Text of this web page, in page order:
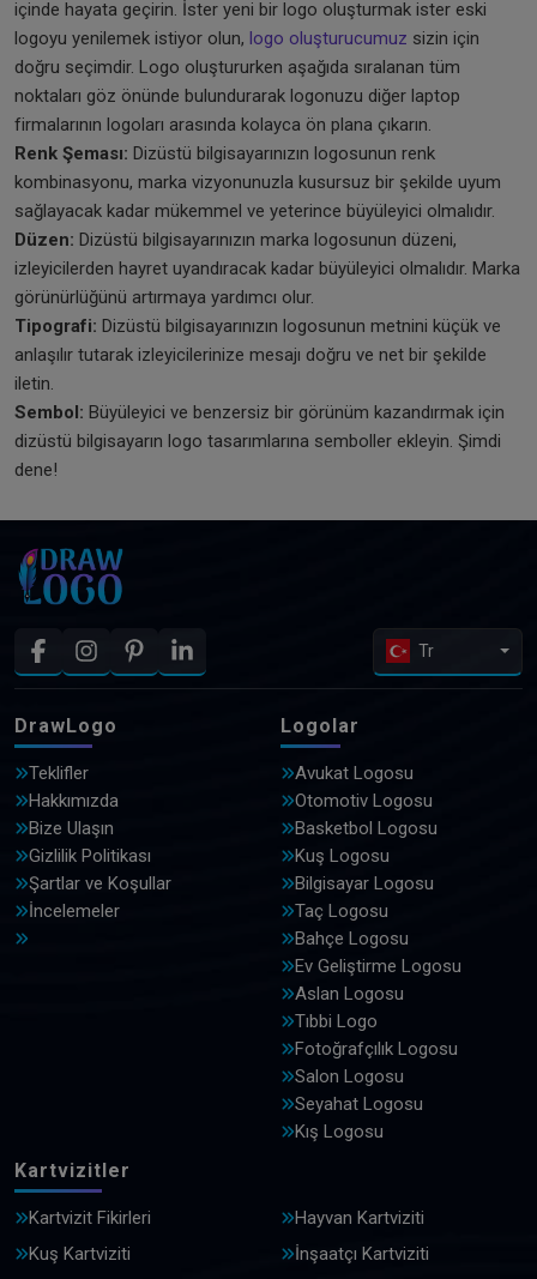
içinde hayata geçirin. İster yeni bir logo oluşturmak ister eski
logoyu yenilemek istiyor olun, logo oluşturucumuz sizin için
doğru seçimdir. Logo oluştururken aşağıda sıralanan tüm
noktaları göz önünde bulundurarak logonuzu diğer laptop
firmalarının logoları arasında kolayca ön plana çıkarın.
Renk Şeması: Dizüstü bilgisayarınızın logosunun renk
kombinasyonu, marka vizyonunuzla kusursuz bir şekilde uyum
sağlayacak kadar mükemmel ve yeterince büyüleyici olmalıdır.
Düzen: Dizüstü bilgisayarınızın marka logosunun düzeni,
izleyicilerden hayret uyandıracak kadar büyüleyici olmalıdır. Marka
görünürlüğünü artırmaya yardımcı olur.
Tipografi: Dizüstü bilgisayarınızın logosunun metnini küçük ve
anlaşılır tutarak izleyicilerinize mesajı doğru ve net bir şekilde
iletin.
Sembol: Büyüleyici ve benzersiz bir görünüm kazandırmak için
dizüstü bilgisayarın logo tasarımlarına semboller ekleyin. Şimdi
dene!
Tr
DrawLogo
Teklifler
Hakkımızda
Bize Ulaşın
Gizlilik Politikası
Şartlar ve Koşullar
İncelemeler
Logolar
Avukat Logosu
Otomotiv Logosu
Basketbol Logosu
Kuş Logosu
Bilgisayar Logosu
Taç Logosu
Bahçe Logosu
Ev Geliştirme Logosu
Aslan Logosu
Tıbbi Logo
Fotoğrafçılık Logosu
Salon Logosu
Seyahat Logosu
Kış Logosu
Kartvizitler
Kartvizit Fikirleri
Hayvan Kartviziti
Kuş Kartviziti
İnşaatçı Kartviziti